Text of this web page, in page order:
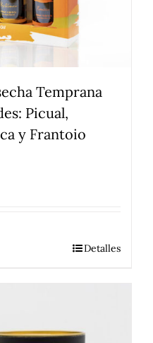
Temprana
Picual,
y Frantoio
Detalles